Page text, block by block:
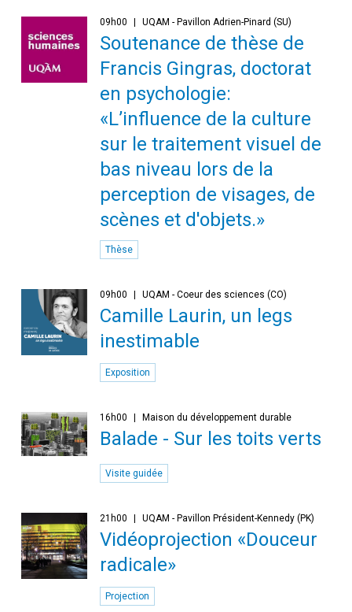
09h00 UQAM - Pavillon Adrien-Pinard (SU)
Soutenance de thèse de
Francis Gingras, doctorat
en psychologie:
«L’influence de la culture
sur le traitement visuel de
bas niveau lors de la
perception de visages, de
scènes et d'objets.»
Thèse
09h00 UQAM - Coeur des sciences (CO)
Camille Laurin, un legs
inestimable
Exposition
16h00 Maison du développement durable
Balade - Sur les toits verts
Visite guidée
21h00 UQAM - Pavillon Président-Kennedy (PK)
Vidéoprojection «Douceur
radicale»
Projection